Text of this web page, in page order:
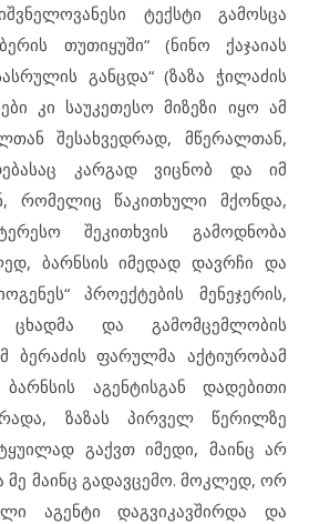
ტექსტი გამოსცა
თუთიყუში“ (ნინო ქაჯაიას
განცდა“ (ზაზა ჭილაძის
კი საუკეთესო მიზეზი იყო ამ
შესახვედრად, მწერალთან,
კარგად ვიცნობ და იმ
რომელიც წაკითხული მქონდა,
შეკითხვის გამოდნობა
ბარნსის იმედად დავრჩი და
პროექტების მენეჯერის,
ცხადმა და გამომცემლობის
ბერაძის ფარულმა აქტიურობამ
აგენტისგან დადებითი
ზაზას პირველ წერილზე
გაქვთ იმედი, მაინც არ
მე მაინც გადავცემო. მოკლედ, ორ
აგენტი დაგვიკავშირდა და